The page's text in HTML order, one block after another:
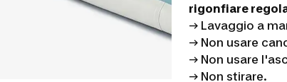
rigonfiare
→ Lavaggio a
→ Non usare
→ Non usare
→ Non stirare.